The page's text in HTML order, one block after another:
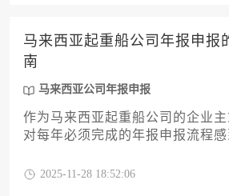
地完成年度申报义务，避免不必
马来西亚起重船公司年报申报
南
马来西亚公司年报申报
作为马来西亚起重船公司的企业
对每年必须完成的年报申报流程
期处罚的全过程。我们将深入探
2025-11-28 18:52:06